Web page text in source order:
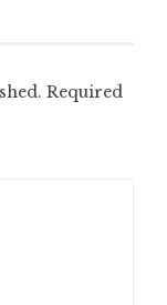
Required